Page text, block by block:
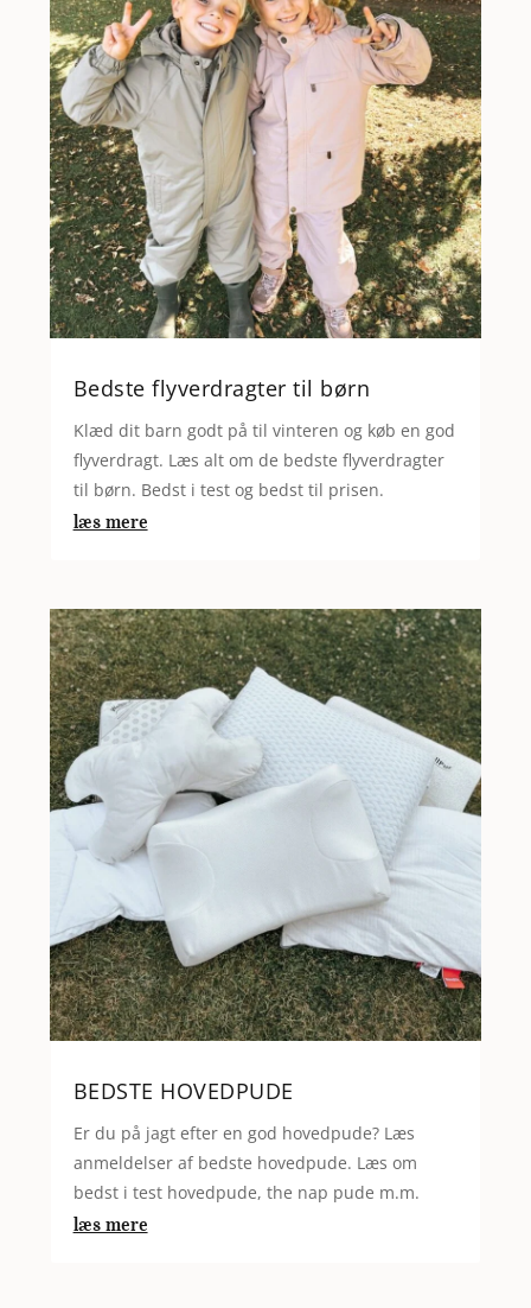
Bedste flyverdragter til børn
Klæd dit barn godt på til vinteren og køb en god
flyverdragt. Læs alt om de bedste flyverdragter
til børn. Bedst i test og bedst til prisen.
læs mere
BEDSTE HOVEDPUDE
Er du på jagt efter en god hovedpude? Læs
anmeldelser af bedste hovedpude. Læs om
bedst i test hovedpude, the nap pude m.m.
læs mere